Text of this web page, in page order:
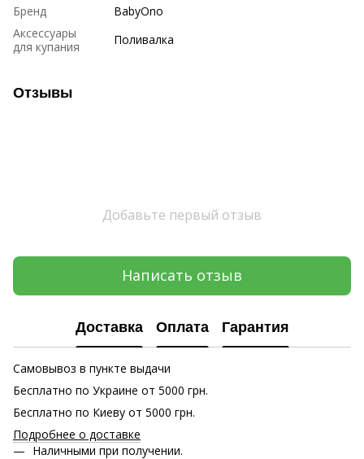
Бренд
BabyOno
Аксессуары
для купания
Поливалка
Отзывы
Добавьте первый отзыв
Написать отзыв
Доставка Оплата Гарантия
Самовывоз в пункте выдачи
Бесплатно по Украине от 5000 грн.
Бесплатно по Киеву от 5000 грн.
Подробнее о доставке
Наличными при получении.